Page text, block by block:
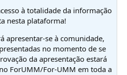
à totalidade da informação
nesta plataforma!
apresentar-se à comunidade,
no momento de se
da apresentação estará
ForUMM/For-UMM em toda a